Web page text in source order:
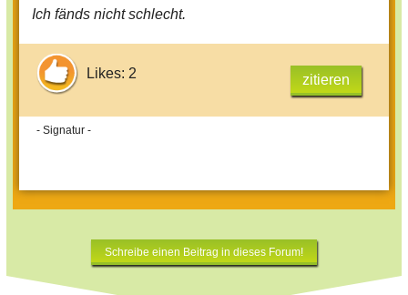
Ich fänds nicht schlecht.
Likes: 2 zitieren
- Signatur -
Schreibe einen Beitrag in dieses Forum!